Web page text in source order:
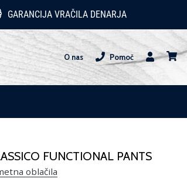
GARANCIJA VRAČILA DENARJA
O nas
Pomoč
Uporabnik
FUNCTIONAL PANTS
oblačila